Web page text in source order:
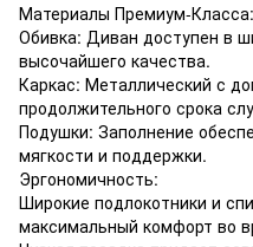
Материалы Премиум-Класса:
Обивка: Диван доступен в
высочайшего качества.
Каркас: Металлический с
продолжительного срока
Подушки: Заполнение
мягкости и поддержки.
Эргономичность:
Широкие подлокотники и
максимальный комфорт во